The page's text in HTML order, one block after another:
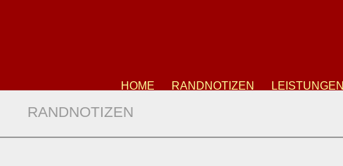
HOME RANDNOTIZEN LEISTUNGEN
RANDNOTIZEN